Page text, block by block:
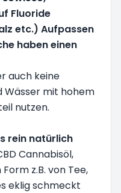
Fluoride
etc.) Aufpassen
haben einen
auch keine
Wässer mit hohem
nutzen.
rein natürlich
Cannabisöl,
z.B. von Tee,
eklig schmeckt